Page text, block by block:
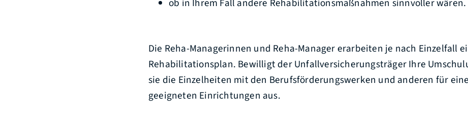
ob in Ihrem Fall andere Rehabilitationsmaßnahmen sinnvoller wären.
Die Reha-Managerinnen und Reha-Managererarbeiten je nach Einzelfall
Rehabilitationsplan. Bewilligt der Unfallversicherungsträger Ihre
sie die Einzelheiten mit den Berufsförderungswerken und anderen für
geeigneten Einrichtungen aus.